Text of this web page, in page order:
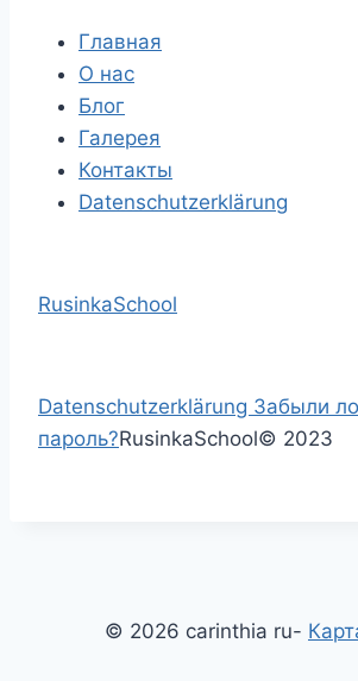
Главная
О нас
Блог
Галерея
Контакты
Datenschutzerklärung
RusinkaSchool
Datenschutzerklärung Забыли
пароль?RusinkaSchool© 2023
© 2026 carinthia ru-